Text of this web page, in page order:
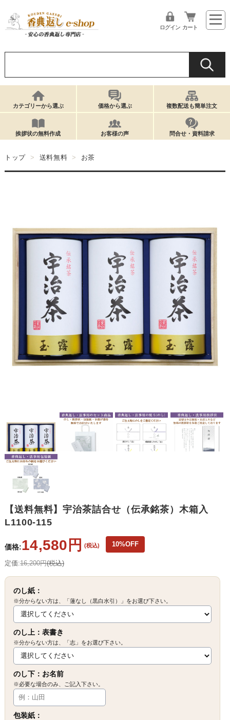
ログイン カート
カテゴリーから選ぶ 価格から選ぶ 複数配送も簡単注文
挨拶状の無料作成 お客様の声 問合せ・資料請求
トップ 送料無料 お茶
【送料無料】宇治茶詰合せ（伝承銘茶）木箱入
L1100-115
定価:16,200円(税込)
価格:14,580円 (税込) 10%OFF
のし紙：
※分からない方は、「蓮なし（黒白水引）」をお選び下さい。
のし上：表書き
※分からない方は、「志」をお選び下さい。
のし下：お名前
※必要な場合のみ、ご記入下さい。
包装紙：